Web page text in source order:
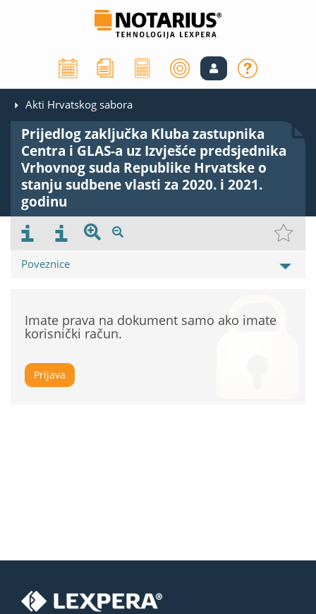
Akti Hrvatskog sabora
Prijedlog zaključka Kluba zastupnika
Centra i GLAS-a uz Izvješće predsjednika
Vrhovnog suda Republike Hrvatske o
stanju sudbene vlasti za 2020. i 2021.
godinu
Poveznice
Imate prava na dokument samo ako imate
korisnički račun.
Prijava